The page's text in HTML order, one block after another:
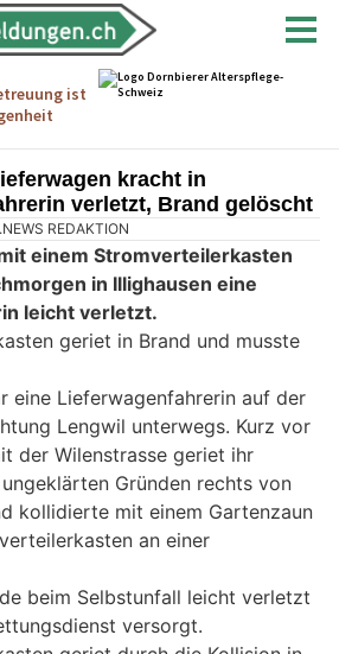
kracht in
verletzt, Brand gelöscht
REDAKTION
einem Stromverteilerkasten
in Illighausen eine
leicht verletzt.
geriet in Brand und musste
eine Lieferwagenfahrerin auf der
Lengwil unterwegs. Kurz vor
der Wilenstrasse geriet ihr
Gründen rechts von
kollidierte mit einem Gartenzaun
an einer
beim Selbstunfall leicht verletzt
versorgt.